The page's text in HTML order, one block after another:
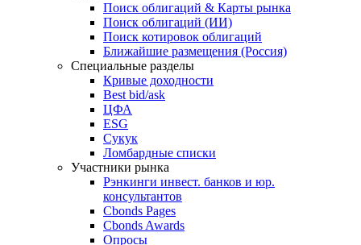
ежеквартальный аналитический журнал
Облигации
Поиски
Поиск облигаций & Карты рынка
Поиск облигаций (ИИ)
Поиск котировок облигаций
Ближайшие размещения (Россия)
Специальные разделы
Кривые доходности
Best bid/ask
ЦФА
ESG
Сукук
Ломбардные списки
Участники рынка
Рэнкинги инвест. банков и юр.